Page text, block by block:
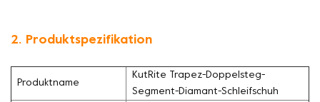
2. Produktspezifikation
Produktname
KutRite Trapez-Doppelsteg-
Segment-Diamant-Schleifschuh